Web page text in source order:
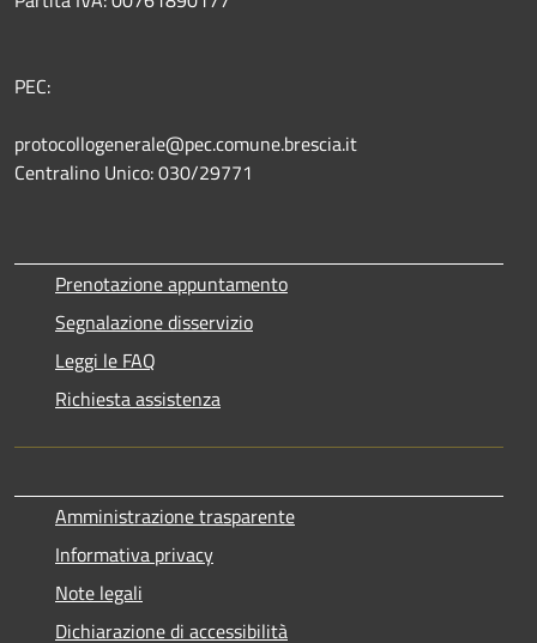
PEC:
protocollogenerale@pec.comune.brescia.it
Centralino Unico: 030/29771
Prenotazione appuntamento
Segnalazione disservizio
Leggi le FAQ
Richiesta assistenza
Amministrazione trasparente
Informativa privacy
Note legali
Dichiarazione di accessibilità